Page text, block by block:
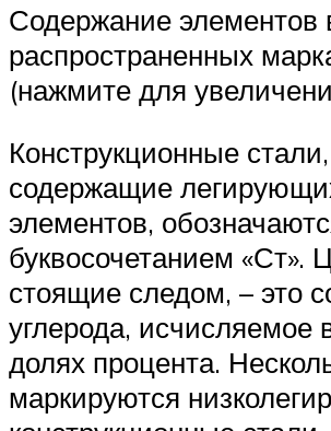
Содержание элементов
распространенных
(нажмите для
Конструкционные
содержащие
элементов,
буквосочетанием «Ст».
стоящие следом, – это
углерода, исчисляемое
долях процента.
маркируются